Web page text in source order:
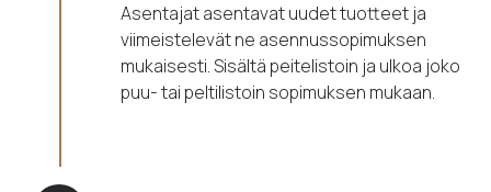
Asentajat asentavat uudet tuotteet ja
viimeistelevät ne asennussopimuksen
mukaisesti. Sisältä peitelistoin ja ulkoa joko
puu- tai peltilistoin sopimuksen mukaan.